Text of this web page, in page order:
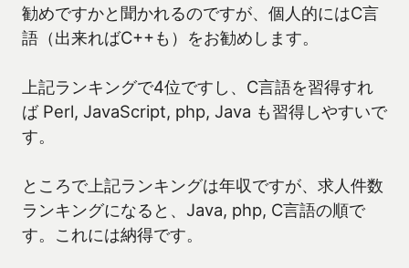
勧めですかと聞かれるのですが、個人的にはC言
語（出来ればC++も）をお勧めします。
上記ランキングで4位ですし、C言語を習得すれ
ば Perl, JavaScript, php, Java も習得しやすいで
す。
ところで上記ランキングは年収ですが、求人件数
ランキングになると、Java, php, C言語の順で
す。これには納得です。